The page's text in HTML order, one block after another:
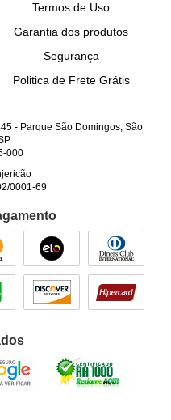
Termos de Uso
Garantia dos produtos
Segurança
Politica de Frete Grátis
- Parque São Domingos, São
000
0001-69